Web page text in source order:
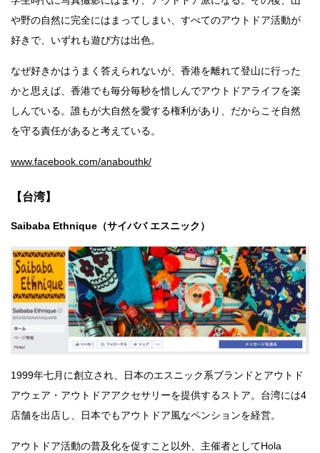
や野の自然に完全にはまってしまい、すべてのアウトドア活動が
好きで、いずれも遊び方は出色。
なぜ好きかはうまく答えられないが、香港を離れて登山に行った
かと思えば、香港でも毎分毎秒を惜しんでアウトドアライフを楽
しんでいる。誰もが大自然を愛する権利があり、だからこそ自然
を守る責任があると考えている。
www.facebook.com/anabouthk/
【台湾】
Saibaba Ethnique（サイババ エスニック）
1999年七月に創立され、日本のエスニック系ブランドとアウトド
アウェア・アウトドアアクセサリーを提供するストア。台湾には4
店舗を出店し、日本でもアウトドア風なペンションを経営。
アウトドア活動の普及化を促すこと以外、主催者としてHola